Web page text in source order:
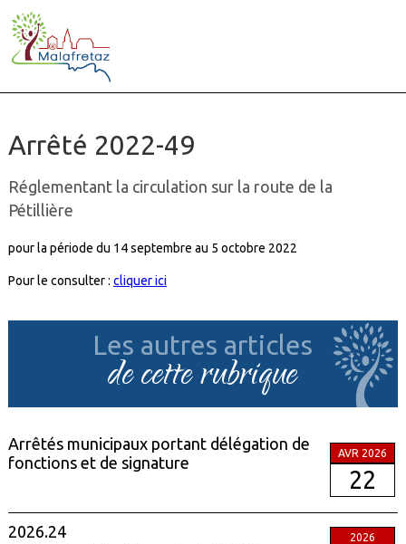
Arrêté 2022-49
Réglementant la circulation sur la route de la
Pétillière
pour la période du 14 septembre au 5 octobre 2022
Pour le consulter : cliquer ici
Les autres articles
de cette rubrique
Arrêtés municipaux portant délégation de
fonctions et de signature
AVR 2026
22
2026.24 2026